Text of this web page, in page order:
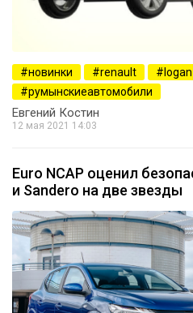
новинки renault logan
румынскиеавтомобили
Евгений Костин
12 мая 2021 14:03
Euro NCAP оценил
и Sandero на две звезды